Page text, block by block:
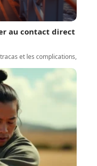
au contact direct
et les complications,